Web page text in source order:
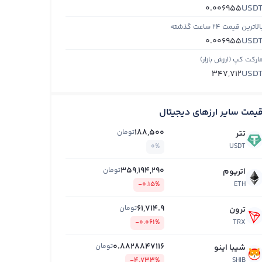
0.006955
قیمت ۲۴ ساعت گذشته
0.006955
مارکت کپ (ارزش بازار)
347,712
قیمت سایر ارزهای دیجیتال
تتر
USDT
188,500تومان
0%
اتریوم
ETH
359,194,290تومان
-0.15%
ترون
TRX
61,714.9تومان
-0.061%
شیبا اینو 0.8828847116تومان